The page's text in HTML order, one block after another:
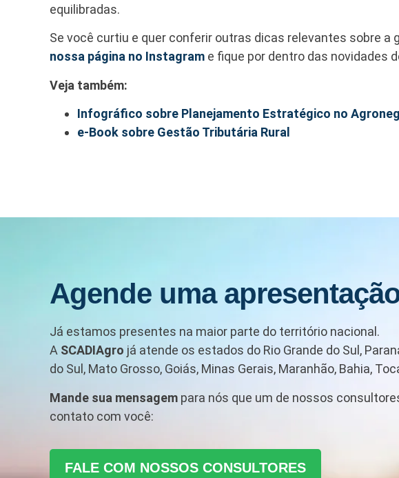
equilibradas.
Se você curtiu e quer conferir outras dicas relevantes sobre a
nossa página no Instagram e fique por dentro das novidades
Veja também:
Infográfico sobre Planejamento Estratégico no
e-Book sobre Gestão Tributária Rural
Agende uma
Já estamos presentes na maior parte do território nacional.
A SCADIAgro já atende os estados do Rio Grande do Sul,
do Sul, Mato Grosso, Goiás, Minas Gerais, Maranhão, Bahia,
Mande sua mensagem para nós que um de nossos
contato com você:
FALE COM NOSSOS CONSULTORES